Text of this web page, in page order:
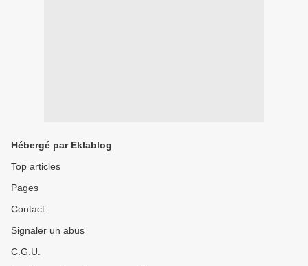
Hébergé par Eklablog
Top articles
Pages
Contact
Signaler un abus
C.G.U.